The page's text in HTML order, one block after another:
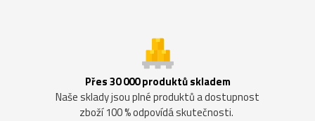
Přes 30 000 produktů skladem
Naše sklady jsou plné produktů a dostupnost
zboží 100 % odpovídá skutečnosti.